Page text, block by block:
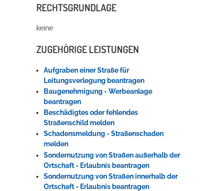
RECHTSGRUNDLAGE
keine
ZUGEHÖRIGE LEISTUNGEN
Aufgraben einer Straße für
Leitungsverlegung beantragen
Baugenehmigung - Werbeanlage
beantragen
Beschädigtes oder fehlendes
Straßenschild melden
Schadensmeldung - Straßenschaden
melden
Sondernutzung von Straßen außerhalb der
Ortschaft - Erlaubnis beantragen
Sondernutzung von Straßen innerhalb der
Ortschaft - Erlaubnis beantragen